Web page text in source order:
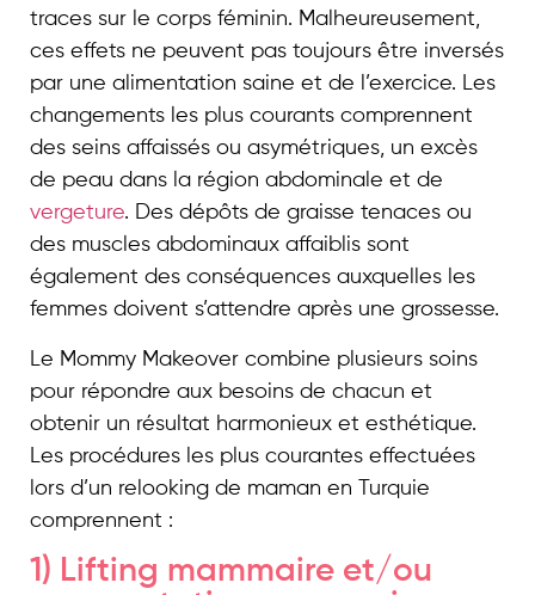
traces sur le corps féminin. Malheureusement,
ces effets ne peuvent pas toujours être inversés
par une alimentation saine et de l’exercice. Les
changements les plus courants comprennent
des seins affaissés ou asymétriques, un excès
de peau dans la région abdominale et de
vergeture. Des dépôts de graisse tenaces ou
des muscles abdominaux affaiblis sont
également des conséquences auxquelles les
femmes doivent s’attendre après une grossesse.
Le Mommy Makeover combine plusieurs soins
pour répondre aux besoins de chacun et
obtenir un résultat harmonieux et esthétique.
Les procédures les plus courantes effectuées
lors d’un relooking de maman en Turquie
comprennent :
1) Lifting mammaire et/ou